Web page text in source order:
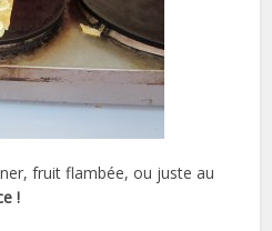
fruit flambée, ou juste au
!